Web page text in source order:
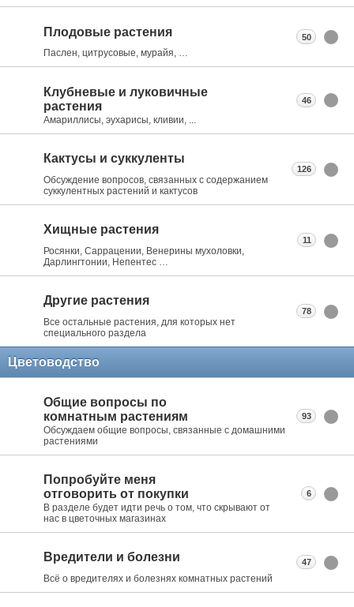
Плодовые растения
Паслен, цитрусовые, мурайя, …
50
Клубневые и луковичные
растения
Амариллисы, эухарисы, кливии, ...
46
Кактусы и суккуленты
Обсуждение вопросов, связанных с содержанием
суккулентных растений и кактусов
126
Хищные растения
Росянки, Саррацении, Венерины мухоловки,
Дарлингтонии, Непентес …
11
Другие растения
Все остальные растения, для которых нет
специального раздела
78
Цветоводство
Общие вопросы по
комнатным растениям
Обсуждаем общие вопросы, связанные с домашними
растениями
93
Попробуйте меня
отговорить от покупки
В разделе будет идти речь о том, что скрывают от
нас в цветочных магазинах
6
Вредители и болезни
Всё о вредителях и болезнях комнатных растений
47